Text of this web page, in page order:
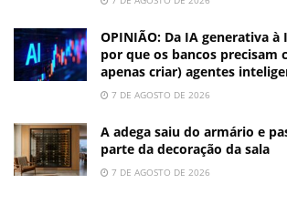
OPINIÃO: Da IA generativa à
por que os bancos precisam
apenas criar) agentes
7 DE AGOSTO DE 2026
A adega saiu do armário e
parte da decoração da sala
7 DE AGOSTO DE 2026